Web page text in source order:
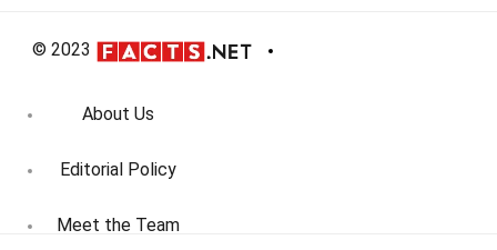
© 2023
About Us
Editorial Policy
Meet the Team